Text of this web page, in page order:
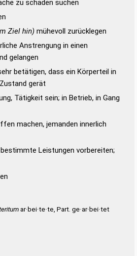
zu schaden suchen
Ziel hin) mühevoll zurücklegen
Anstrengung in einen
gelangen
betätigen, dass ein Körperteil in
gerät
Tätigkeit sein; in Betrieb, in Gang
machen, jemanden innerlich
Leistungen vorbereiten;
ar·bei·te·te, Part. ge·ar·bei·tet